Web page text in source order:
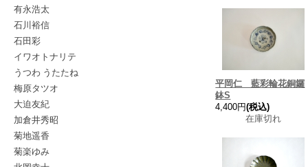
有永浩太
石川裕信
石田彩
イワオトナリテ
うつわ うたたね
梅原タツオ
大迫友紀
加倉井秀昭
菊地遥香
菊楽ゆみ
平岡仁 藍彩輪花銅鑼
鉢S
4,400円(税込)
在庫切れ